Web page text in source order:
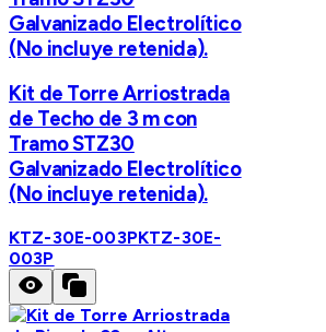
Galvanizado Electrolítico
(No incluye retenida).
Kit de Torre Arriostrada
de Techo de 3 m con
Tramo STZ30
Galvanizado Electrolítico
(No incluye retenida).
KTZ-30E-003PKTZ-30E-
003P